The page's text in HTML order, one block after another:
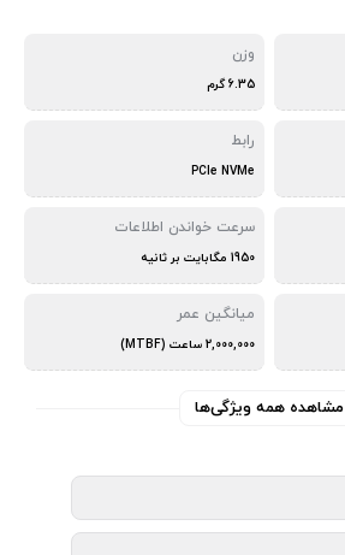
وزن
6.35 گرم
رابط
PCIe NVMe
سرعت خواندن اطلاعات
1950 مگابایت بر ثانیه
میانگین عمر
2,000,000 ساعت (MTBF)
مشاهده همه ویژگی‌ها